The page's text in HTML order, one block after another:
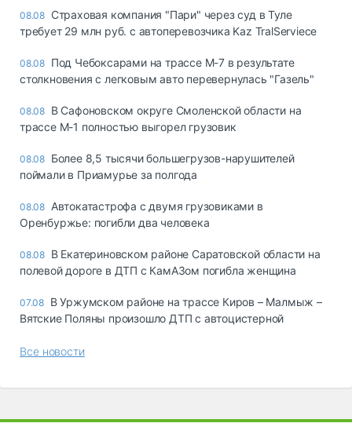
08.08 Страховая компания "Пари" через суд в Туле
требует 29 млн руб. с автоперевозчика Kaz TralServiece
08.08 Под Чебоксарами на трассе М-7 в результате
столкновения с легковым авто перевернулась "Газель"
08.08 В Сафоновском округе Смоленской области на
трассе М-1 полностью выгорел грузовик
08.08 Более 8,5 тысячи большегрузов-нарушителей
поймали в Приамурье за полгода
08.08 Автокатастрофа с двумя грузовиками в
Оренбуржье: погибли два человека
08.08 В Екатериновском районе Саратовской области на
полевой дороге в ДТП с КамАЗом погибла женщина
07.08 В Уржумском районе на трассе Киров – Малмыж –
Вятские Поляны произошло ДТП с автоцистерной
Все новости